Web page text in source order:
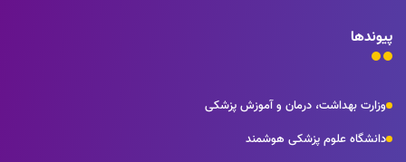
پیوندها
وزارت بهداشت، درمان و آموزش پزشکی
دانشگاه علوم پزشکی هوشمند